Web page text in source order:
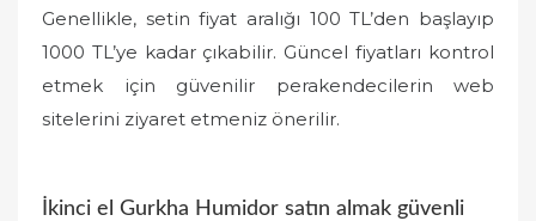
Genellikle, setin fiyat aralığı 100 TL’den başlayıp
1000 TL’ye kadar çıkabilir. Güncel fiyatları kontrol
etmek için güvenilir perakendecilerin web
sitelerini ziyaret etmeniz önerilir.
İkinci el Gurkha Humidor satın almak güvenli